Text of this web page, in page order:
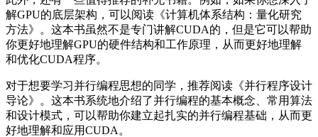
解GPU的底层架构，可以阅读《计算机体系结构：量化研究
方法》。这本书虽然不是专门讲解CUDA的，但是它可以帮助
你更好地理解GPU的硬件结构和工作原理，从而更好地理解
和优化CUDA程序。
对于想要学习并行编程思想的同学，推荐阅读《并行程序设计
导论》。这本书系统地介绍了并行编程的基本概念、常用算法
和设计模式，可以帮助你建立起扎实的并行编程基础，从而更
好地理解和应用CUDA。